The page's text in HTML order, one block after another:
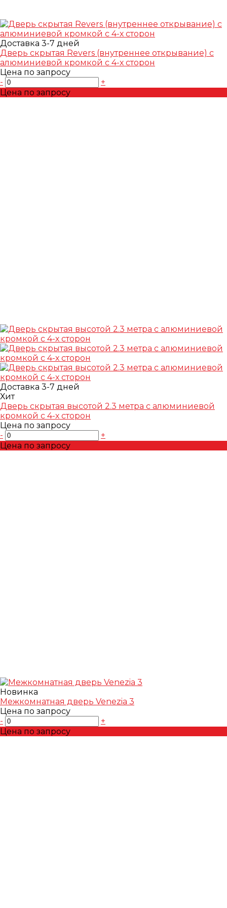
Доставка 3-7 дней
Дверь скрытая Revers (внутреннее открывание) с
алюминиевой кромкой с 4-х сторон
Цена по запросу
-
+
Цена по запросу
Доставка 3-7 дней
Хит
Дверь скрытая высотой 2.3 метра с алюминиевой
кромкой с 4-х сторон
Цена по запросу
-
+
Цена по запросу
Новинка
Межкомнатная дверь Venezia 3
Цена по запросу
-
+
Цена по запросу